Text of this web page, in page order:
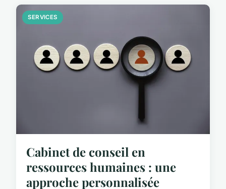
SERVICES
Cabinet de conseil en
ressources humaines : une
approche personnalisée